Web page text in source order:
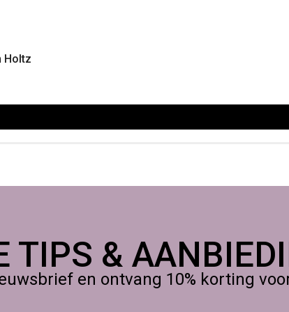
Holtz
TIPS &
en ontvang 10% korting